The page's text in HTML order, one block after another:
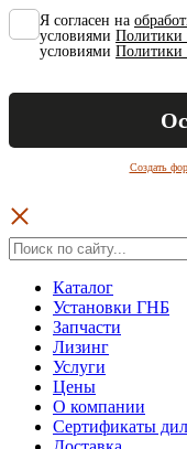
Я согласен на
условиями Политики
условиями Политики
Создать
Каталог
Установки ГНБ
Запчасти
Лизинг
Услуги
Цены
О компании
Сертификаты